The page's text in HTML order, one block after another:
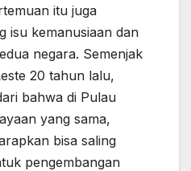
itu juga
isu kemanusiaan dan
negara. Semenjak
20 tahun lalu,
bahwa di Pulau
yang sama,
bisa saling
pengembangan